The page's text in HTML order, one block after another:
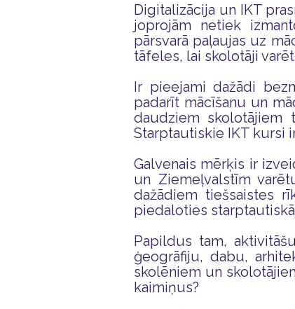
Digitalizācija un IKT
joprojām netiek
pārsvarā paļaujas uz
tāfeles, lai skolotāji
Ir pieejami dažādi
padarīt mācīšanu un
daudziem skolotājiem
Starptautiskie IKT kursi
Galvenais mērķis ir
un Ziemeļvalstīm
dažādiem tiešsaistes
piedaloties
Papildus tam,
ģeogrāfiju, dabu,
skolēniem un
kaimiņus?